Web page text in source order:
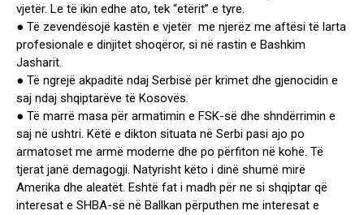
vjetër. Le të ikin edhe ato, tek “etërit” e tyre.
● Të zevendësojë kastën e vjetër me njerëz me aftësi të larta
profesionale e dinjitet shoqëror, si në rastin e Bashkim
Jasharit.
● Të ngrejë akpaditë ndaj Serbisë për krimet dhe gjenocidin e
saj ndaj shqiptarëve të Kosovës.
● Të marrë masa për armatimin e FSK-së dhe shndërrimin e
saj në ushtri. Këtë e dikton situata në Serbi pasi ajo po
armatoset me armë moderne dhe po përfiton në kohë. Të
tjerat janë demagogji. Natyrisht këto i dinë shumë mirë
Amerika dhe aleatët. Eshtë fat i madh për ne si shqiptar që
interesat e SHBA-së në Ballkan përputhen me interesat e